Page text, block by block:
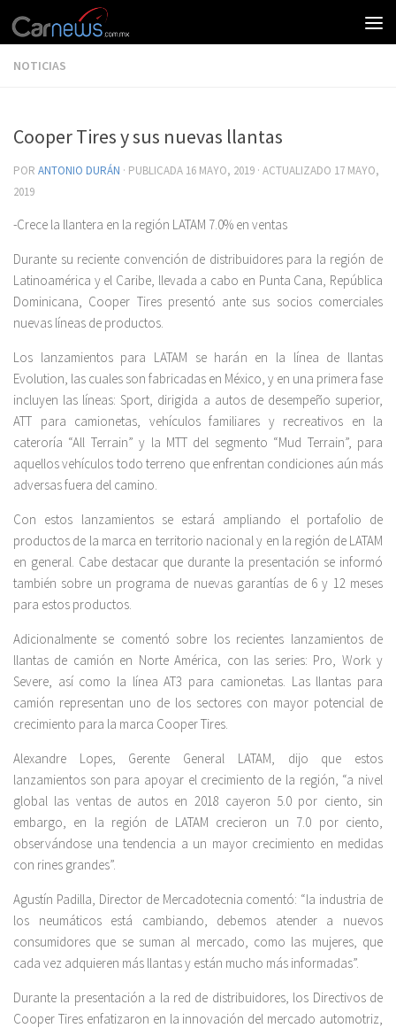
NOTICIAS
Cooper Tires y sus nuevas llantas
POR ANTONIO DURÁN · PUBLICADA 16 MAYO, 2019 · ACTUALIZADO 17 MAYO,
2019
-Crece la llantera en la región LATAM 7.0% en ventas
Durante su reciente convención de distribuidores para la región de
Latinoamérica y el Caribe, llevada a cabo en Punta Cana, República
Dominicana, Cooper Tires presentó ante sus socios comerciales
nuevas líneas de productos.
Los lanzamientos para LATAM se harán en la línea de llantas
Evolution, las cuales son fabricadas en México, y en una primera fase
incluyen las líneas: Sport, dirigida a autos de desempeño superior,
ATT para camionetas, vehículos familiares y recreativos en la
cateroría “All Terrain” y la MTT del segmento “Mud Terrain”, para
aquellos vehículos todo terreno que enfrentan condiciones aún más
adversas fuera del camino.
Con estos lanzamientos se estará ampliando el portafolio de
productos de la marca en territorio nacional y en la región de LATAM
en general. Cabe destacar que durante la presentación se informó
también sobre un programa de nuevas garantías de 6 y 12 meses
para estos productos.
Adicionalmente se comentó sobre los recientes lanzamientos de
llantas de camión en Norte América, con las series: Pro, Work y
Severe, así como la línea AT3 para camionetas. Las llantas para
camión representan uno de los sectores con mayor potencial de
crecimiento para la marca Cooper Tires.
Alexandre Lopes, Gerente General LATAM, dijo que estos
lanzamientos son para apoyar el crecimiento de la región, “a nivel
global las ventas de autos en 2018 cayeron 5.0 por ciento, sin
embargo, en la región de LATAM crecieron un 7.0 por ciento,
observándose una tendencia a un mayor crecimiento en medidas
con rines grandes”.
Agustín Padilla, Director de Mercadotecnia comentó: “la industria de
los neumáticos está cambiando, debemos atender a nuevos
consumidores que se suman al mercado, como las mujeres, que
cada vez adquieren más llantas y están mucho más informadas”.
Durante la presentación a la red de distribuidores, los Directivos de
Cooper Tires enfatizaron en la innovación del mercado automotriz,